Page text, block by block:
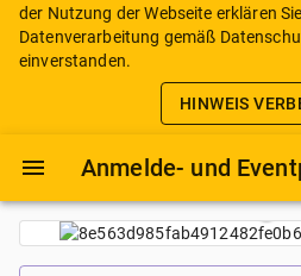
der Nutzung der Webseite erklären
Datenverarbeitung gemäß
einverstanden.
HINWEIS
Anmelde- und